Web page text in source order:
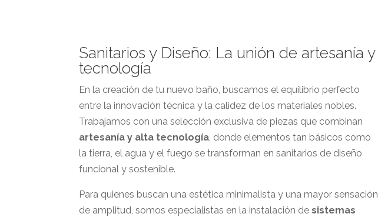
Sanitarios y Diseño: La unión de artesanía y
tecnología
En la creación de tu nuevo baño, buscamos el equilibrio perfecto
entre la innovación técnica y la calidez de los materiales nobles.
Trabajamos con una selección exclusiva de piezas que combinan
artesanía y alta tecnología, donde elementos tan básicos como
la tierra, el agua y el fuego se transforman en sanitarios de diseño
funcional y sostenible.
Para quienes buscan una estética minimalista y una mayor sensación
de amplitud, somos especialistas en la instalación desistemas